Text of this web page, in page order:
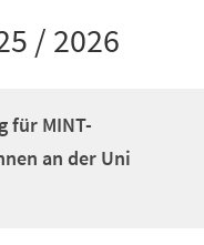
/ 2026
für MINT-
an der Uni